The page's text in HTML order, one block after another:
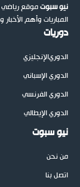
نيو سبوتموقع رياضي
المباريات وأهم
دوريات
الدوريالإنجليزي
الدوري الإسباني
الدوري الفرنسي
الدوري الإيطالي
نيو سبوت
من نحن
اتصل بنا